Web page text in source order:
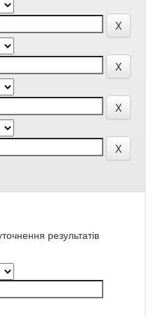
результатів